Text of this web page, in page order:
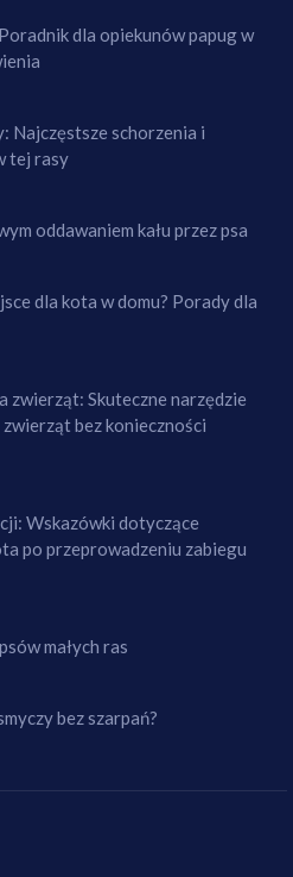
dla opiekunów papug w
Najczęstsze schorzenia i
tej rasy
oddawaniem kału przez psa
dla kota w domu? Porady dla
zwierząt: Skuteczne narzędzie
bez konieczności
Wskazówki dotyczące
po przeprowadzeniu zabiegu
małych ras
bez szarpań?